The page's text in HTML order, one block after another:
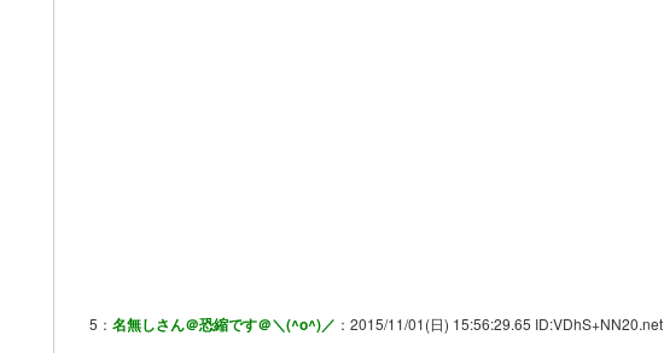
5： 名無しさん＠恐縮です＠＼(^o^)／ ：2015/11/01(日) 15:56:29.65 ID:VDhS+NN20.net